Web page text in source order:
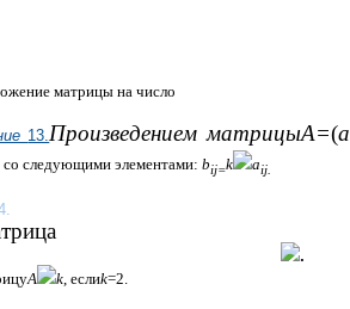
матрицы на число
13. Произведением матрицыА=(а
со следующими элементами: bij=k aij
.
А k, еслиk=2.